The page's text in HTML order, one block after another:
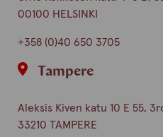
00100 HELSINKI
+358 (0)40 650 3705
Tampere
Aleksis Kiven katu 10 E 55,
33210 TAMPERE